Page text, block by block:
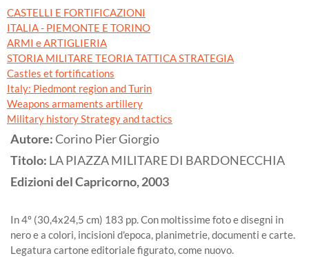
CASTELLI E FORTIFICAZIONI
ITALIA - PIEMONTE E TORINO
ARMI e ARTIGLIERIA
STORIA MILITARE TEORIA TATTICA STRATEGIA
Castles et fortifications
Italy: Piedmont region and Turin
Weapons armaments artillery
Military history Strategy and tactics
Autore:Corino Pier Giorgio
Titolo: LA PIAZZA MILITARE DI BARDONECCHIA
Edizioni del Capricorno,2003
In 4º (30,4x24,5 cm) 183 pp. Con moltissime foto e disegni in
nero e a colori, incisioni d'epoca, planimetrie, documenti e carte.
Legatura cartone editoriale figurato, come nuovo.